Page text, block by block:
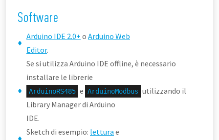
Software
Arduino IDE 2.0+ o Arduino Web
Editor.
Se si utilizza Arduino IDE offline, è necessario
installare le librerie
ArduinoRS485 e ArduinoModbus utilizzando il
Library Manager di Arduino
IDE.
Sketch di esempio: lettura e